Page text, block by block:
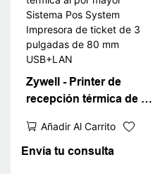
Zywell - Printer de
recepción térmica de la
térmica al por mayor
Sistema Pos System
Añadir Al Carrito
Envía tu consulta